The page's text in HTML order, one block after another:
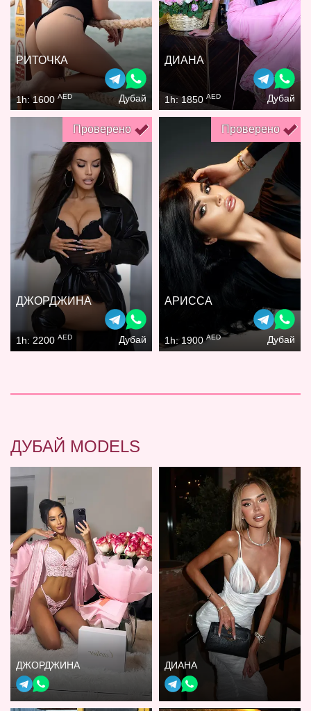
РИТОЧКА
1h: 1600 AED Дубай
ДИАНА
1h: 1850 AED Дубай
Проверено
ДЖОРДЖИНА
1h: 2200 AED Дубай
Проверено
АРИССА
1h: 1900AED Дубай
ДУБАЙ MODELS
ДЖОРДЖИНА ДИАНА